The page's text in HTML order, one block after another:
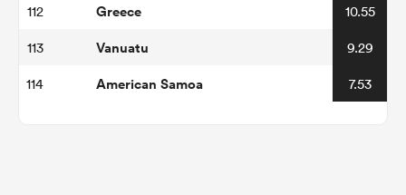
112 Greece 10.55
113 Vanuatu 9.29
114 American Samoa 7.53